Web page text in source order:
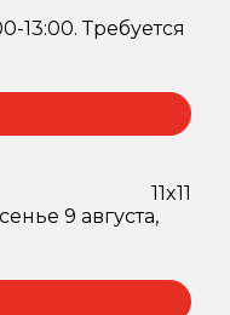
13:00. Требуется
11x11
9 августа,